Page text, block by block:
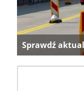
Sprawdź